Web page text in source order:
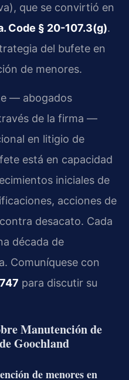
que se convirtió en
Code § 20-107.3(g).
del bufete en
de menores.
— abogados
de la firma —
en litigio de
está en capacidad
iniciales de
acciones de
desacato. Cada
década de
Comuníquese con
para discutir su
Manutención de
Goochland
de menores en